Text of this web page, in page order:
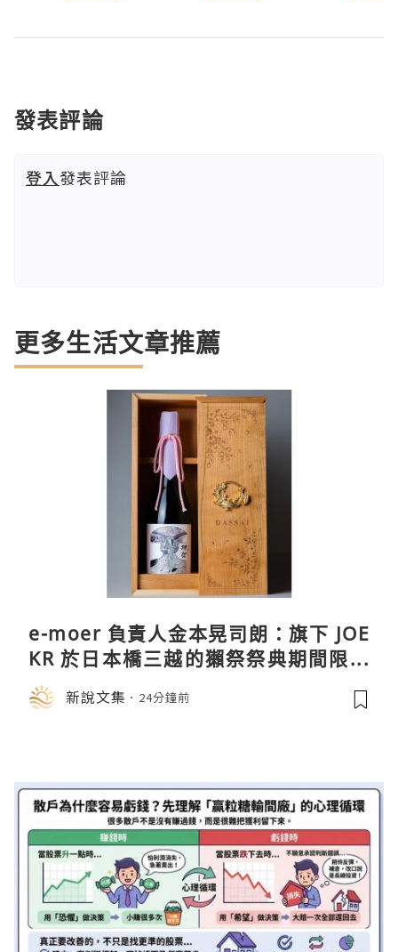
發表評論
登入發表評論
更多生活文章推薦
e-moer 負責人金本晃司朗：旗下 JOE
KR 於日本橋三越的獺祭祭典期間限定
店中，與日伸貴金属的東京銀器工匠一
同參展新說文集 24分鐘前